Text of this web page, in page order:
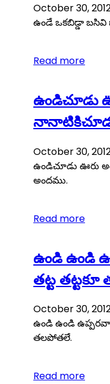
October 30,
ఉండే ఒకబిడ్డా బసివి
Read more
ఉండిచూడు
October 30,
ఉండిచూడు ఊరు
అందము.
Read more
ఉండి ఉండి
తట్ట
October 30,
ఉండి ఉండి
తలపోతలే.
Read more